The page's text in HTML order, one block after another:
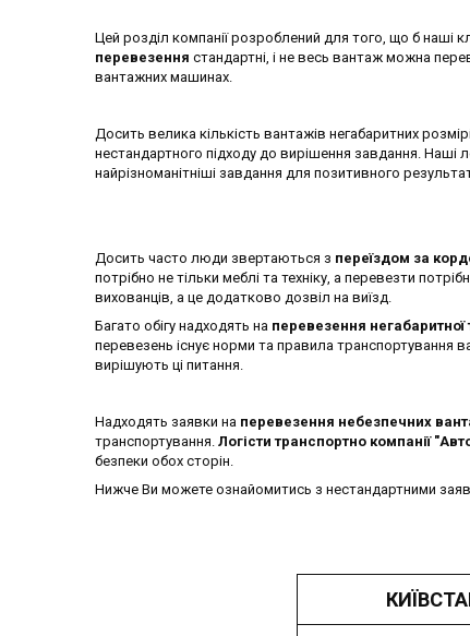
Цей розділ компанії розроблений для того, що б наші
перевезення стандартні, і не весь вантаж можна
вантажних машинах.
Досить велика кількість вантажів негабаритних
нестандартного підходу до вирішення завдання. Наші
найрізноманітніші завдання для позитивного
Досить часто люди звертаються з переїздом за
потрібно не тільки меблі та техніку, а перевезти
вихованців, а це додатково дозвіл на виїзд.
Багато обігу надходять на перевезення негабаритної
перевезень існує норми та правила транспортування
вирішують ці питання.
Надходять заявки на перевезення небезпечних
транспортування. Логісти транспортно компанії
безпеки обох сторін.
Нижче Ви можете ознайомитись з нестандартними